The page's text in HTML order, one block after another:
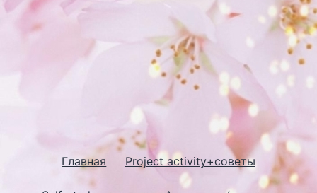
Главная Project activity+советы